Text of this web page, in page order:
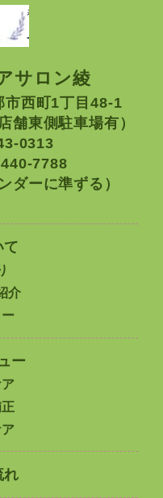
サロン綾
西町1丁目48-1
舗東側駐車場有）
0313
7788
ダーに準ずる）
て
介
ー
れ